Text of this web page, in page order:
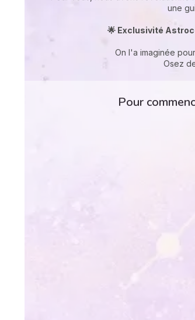
une
🌟 Exclusivité
On l'a imaginée
Osez
Pour